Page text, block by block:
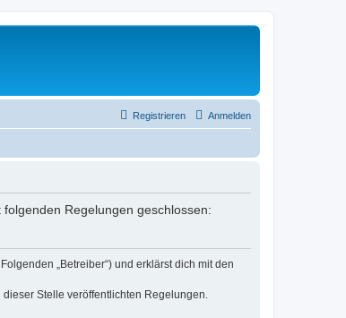
Anmelden
Registrieren
Regelungen geschlossen:
„Betreiber“) und erklärst dich mit den
Stelle veröffentlichten Regelungen.